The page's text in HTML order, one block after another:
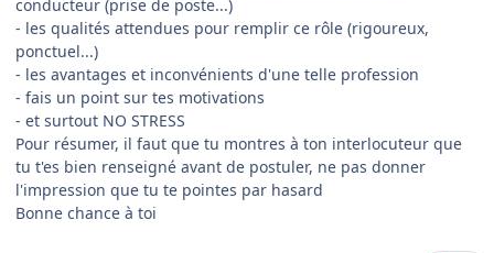
conducteur (prise de poste...)
- les qualités attendues pour remplir ce rôle (rigoureux,
ponctuel...)
- les avantages et inconvénients d'une telle profession
- fais un point sur tes motivations
- et surtout NO STRESS
Pour résumer, il faut que tu montres à ton interlocuteur que
tu t'es bien renseigné avant de postuler, ne pas donner
l'impression que tu te pointes par hasard
Bonne chance à toi